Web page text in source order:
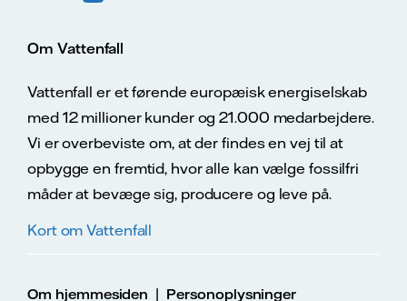
Om Vattenfall
Vattenfall er et førende europæisk energiselskab
med 12 millioner kunder og 21.000 medarbejdere.
Vi er overbeviste om, at der findes en vej til at
opbygge en fremtid, hvor alle kan vælge fossilfri
måder at bevæge sig, producere og leve på.
Kort om Vattenfall
Om hjemmesiden | Personoplysninger